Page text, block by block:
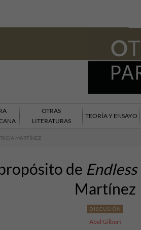
OTRAS
LITERATURAS
TEORÍA Y ENSAYO
MARTÍNEZ
de Endless
Martínez
DISCUSIÓN
Abel Gilbert